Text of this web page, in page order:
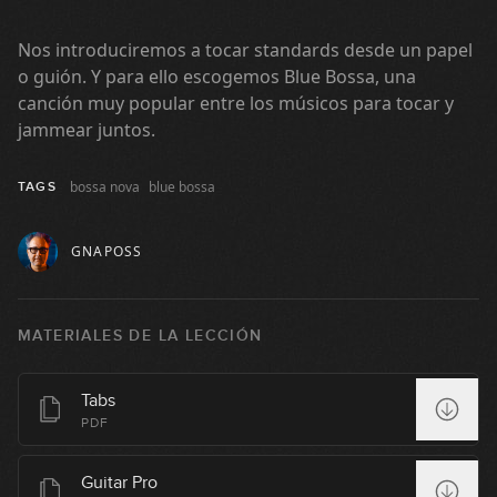
Nos introduciremos a tocar standards desde un papel
o guión. Y para ello escogemos Blue Bossa, una
canción muy popular entre los músicos para tocar y
jammear juntos.
TAGS bossa nova blue bossa
GNAPOSS
MATERIALES DE LA LECCIÓN
Tabs
PDF
Guitar Pro
03:13
Ejemplos
15
Un acorde por compás
16
Patrón inverso
18
09:43